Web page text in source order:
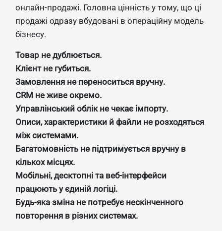
онлайн-продажі. Головна цінність у тому, що ці
продажі одразу вбудовані в операційну модель
бізнесу.
Товар не дублюється.
Клієнт не губиться.
Замовлення не переноситься вручну.
CRM не живе окремо.
Управлінський облік не чекає імпорту.
Описи, характеристики й файли не розходяться
між системами.
Багатомовність не підтримується вручну в
кількох місцях.
Мобільні, десктопні та веб-інтерфейси
працюють у єдиній логіці.
Будь-яка зміна не потребує нескінченного
повторення в різних системах.